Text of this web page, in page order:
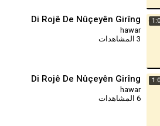
Di Rojê De Nûçeyên Girîng
hawar
Di Rojê De Nûçeyên Girîng
hawar